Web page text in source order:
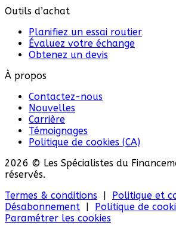
Outils d’achat
Planifiez un essai routier
Évaluez votre échange
Obtenez un devis
À propos
Contactez-nous
Nouvelles
Carrière
Témoignages
Politique de cookies (CA)
2026 © Les Spécialistes du
réservés.
Termes & conditions | Politique et
Désabonnement | Politique de
Paramétrer les cookies